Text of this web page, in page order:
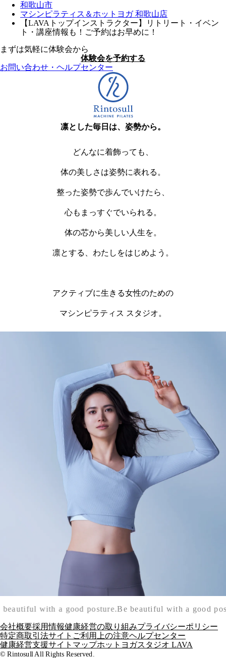
和歌山市
マシンピラティス＆ホットヨガ 和歌山店
【LAVAトップインストラクター】リトリート・イベン
ト・講座情報も！ご予約はお早めに！
まずは気軽に体験会から
体験会を予約する
お問い合わせ・ヘルプセンター
凛とした毎日は、姿勢から。
どんなに着飾っても、
体の美しさは姿勢に表れる。
整った姿勢で歩んでいけたら、
心もまっすぐでいられる。
体の芯から美しい人生を。
凛とする、わたしをはじめよう。
アクティブに生きる女性のための
マシンピラティス スタジオ。
beautiful with a good posture.Be beautiful with a good
会社概要採用情報健康経営の取り組みプライバシーポリシー
特定商取引法サイトご利用上の注意ヘルプセンター
健康経営支援サイトマップホットヨガスタジオ LAVA
© Rintosull All Rights Reserved.